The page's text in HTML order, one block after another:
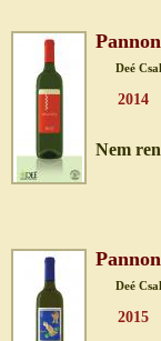
Deé
2014
Nem
Deé
2015